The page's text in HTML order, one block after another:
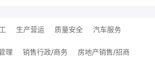
生产营运 质量安全
汽车服务
环保 能源/地质
理 销售行政/商务
房地产销售/招商